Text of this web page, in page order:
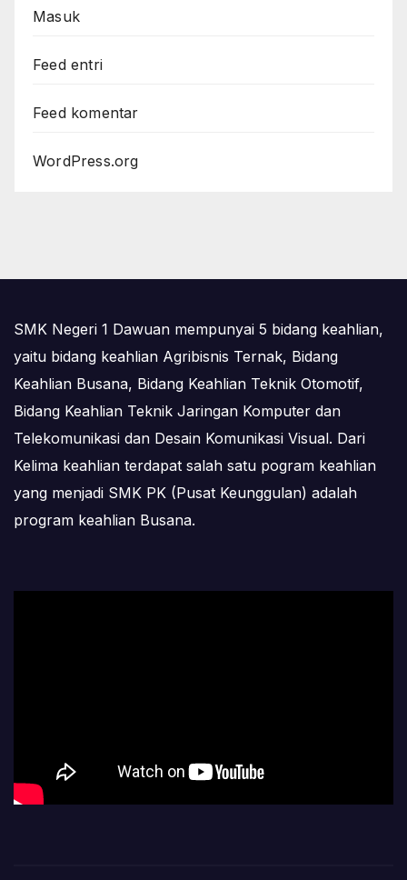
Masuk
Feed entri
Feed komentar
WordPress.org
SMK Negeri 1 Dawuan mempunyai 5 bidang keahlian,
yaitu bidang keahlian Agribisnis Ternak, Bidang
Keahlian Busana, Bidang Keahlian Teknik Otomotif,
Bidang Keahlian Teknik Jaringan Komputer dan
Telekomunikasi dan Desain Komunikasi Visual. Dari
Kelima keahlian terdapat salah satu pogram keahlian
yang menjadi SMK PK (Pusat Keunggulan) adalah
program keahlian Busana.